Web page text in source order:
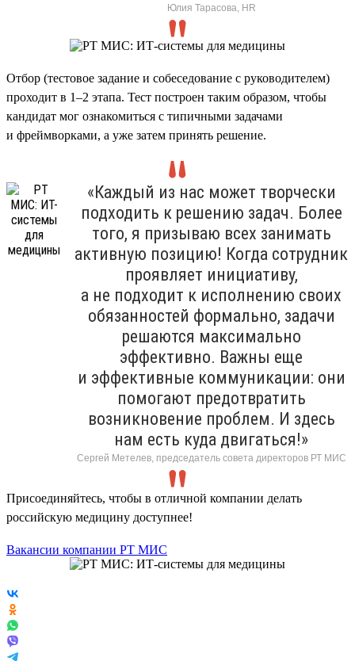
Юлия Тарасова, HR
Отбор (тестовое задание и собеседование с руководителем)
проходит в 1–2 этапа. Тест построен таким образом, чтобы
кандидат мог ознакомиться с типичными задачами
и фреймворками, а уже затем принять решение.
«Каждый из нас может творчески
подходить к решению задач. Более
того, я призываю всех занимать
активную позицию! Когда сотрудник
проявляет инициативу,
а не подходит к исполнению своих
обязанностей формально, задачи
решаются максимально
эффективно. Важны еще
и эффективные коммуникации: они
помогают предотвратить
возникновение проблем. И здесь
нам есть куда двигаться!»
Сергей Метелев, председатель совета директоров РТ МИС
Присоединяйтесь, чтобы в отличной компании делать
российскую медицину доступнее!
Вакансии компании РТ МИС